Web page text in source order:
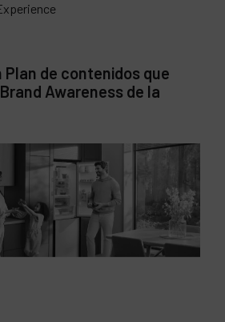
Plan de contenidos que
Awareness de la